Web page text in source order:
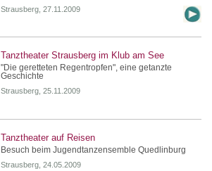
Strausberg, 27.11.2009
Tanztheater Strausberg im Klub am See
"Die geretteten Regentropfen", eine getanzte
Geschichte
Strausberg, 25.11.2009
Tanztheater auf Reisen
Besuch beim Jugendtanzensemble Quedlinburg
Strausberg, 24.05.2009